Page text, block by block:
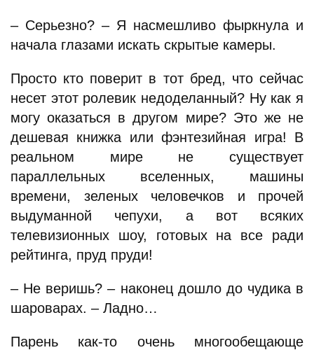
– Серьезно? – Я насмешливо фыркнула и
начала глазами искать скрытые камеры.
Просто кто поверит в тот бред, что сейчас
несет этот ролевик недоделанный? Ну как я
могу оказаться в другом мире? Это же не
дешевая книжка или фэнтезийная игра! В
реальном мире не существует
параллельных вселенных, машины
времени, зеленых человечков и прочей
выдуманной чепухи, а вот всяких
телевизионных шоу, готовых на все ради
рейтинга, пруд пруди!
– Не веришь? – наконец дошло до чудика в
шароварах. – Ладно…
Парень как-то очень многообещающе